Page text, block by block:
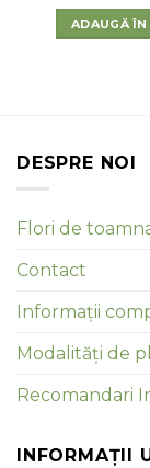
a
ADAUGĂ ÎN
DESPRE NOI
Flori de
Contact
Informații
Modalități de
Recomandari
INFORMAȚII